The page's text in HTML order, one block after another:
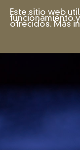
Este sitio web
funcionamiento
ofrecidos. Más